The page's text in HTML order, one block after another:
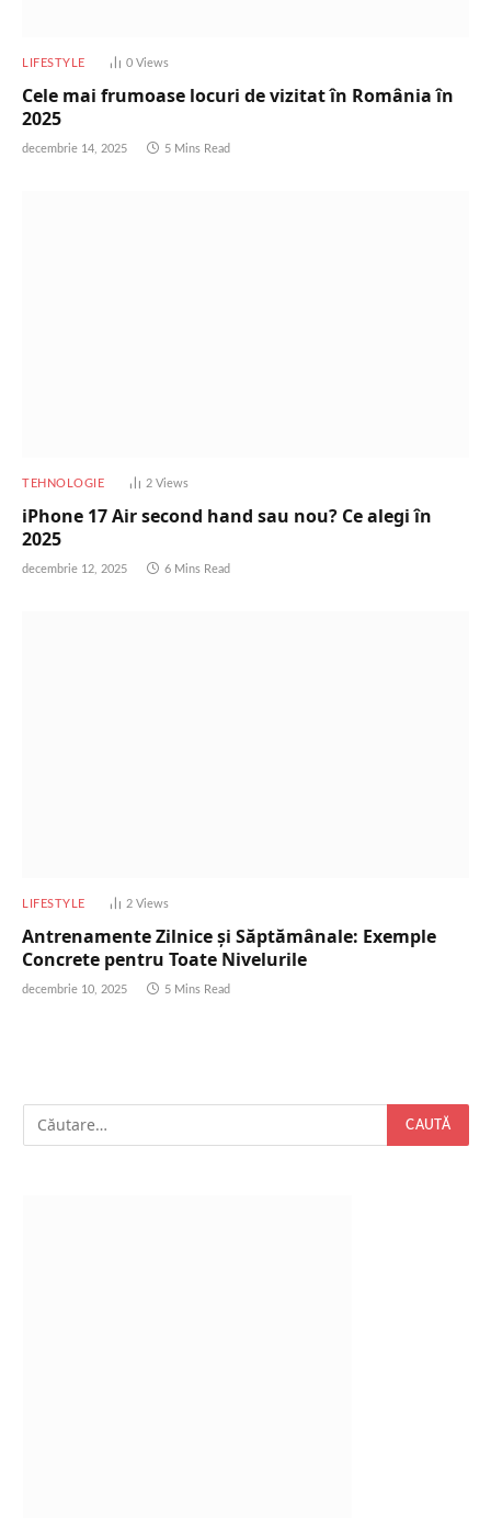
LIFESTYLE 0 Views
Cele mai frumoase locuri de vizitat în România în
2025
decembrie 14, 2025 5 Mins Read
TEHNOLOGIE 2 Views
iPhone 17 Air second hand sau nou? Ce alegi în
2025
decembrie 12, 2025 6 Mins Read
LIFESTYLE 2 Views
Antrenamente Zilnice și Săptămânale: Exemple
Concrete pentru Toate Nivelurile
decembrie 10, 2025 5 Mins Read